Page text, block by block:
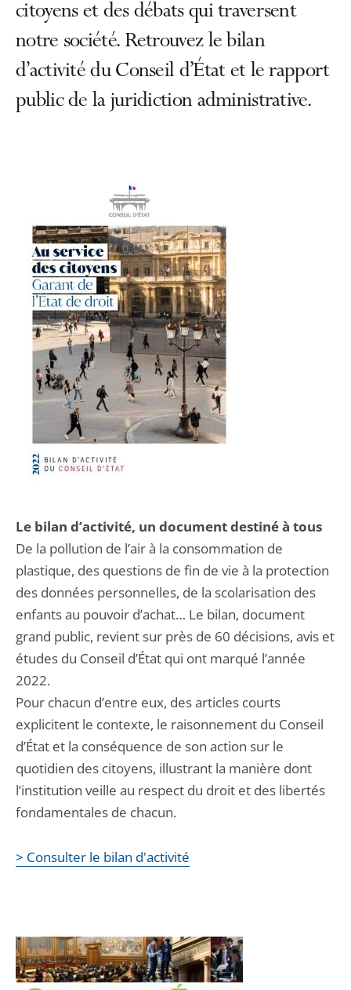
citoyens et des débats qui traversent
notre société. Retrouvez le bilan
d’activité du Conseil d’État et le rapport
public de la juridiction administrative.
Le bilan d’activité, un document destiné à tous
De la pollution de l’air à la consommation de
plastique, des questions de fin de vie à la protection
des données personnelles, de la scolarisation des
enfants au pouvoir d’achat… Le bilan, document
grand public, revient sur près de 60 décisions, avis et
études du Conseil d’État qui ont marqué l’année
2022.
Pour chacun d’entre eux, des articles courts
explicitent le contexte, le raisonnement du Conseil
d’État et la conséquence de son action sur le
quotidien des citoyens, illustrant la manière dont
l’institution veille au respect du droit et des libertés
fondamentales de chacun.
> Consulter le bilan d'activité